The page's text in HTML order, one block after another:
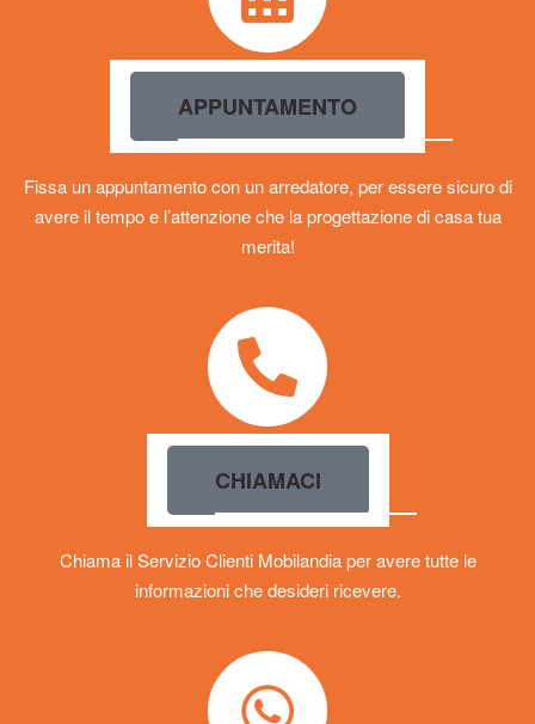
APPUNTAMENTO
Fissa un appuntamento con un arredatore, per essere sicuro di
avere il tempo e l’attenzione che la progettazione di casa tua
merita!
CHIAMACI
Chiama il Servizio Clienti Mobilandia per avere tutte le
informazioni che desideri ricevere.